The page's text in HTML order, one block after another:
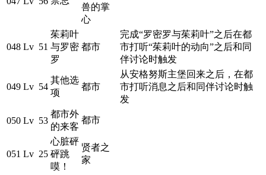
兽的掌
心
048 Lv 51
茱莉叶
与罗密
罗
都市
完成“罗密罗与茱莉叶”之后在都
市打听“茱莉叶的动向”之后和同
伴讨论时触发
049 Lv 54
其他选
项
都市
从安格努斯主堡回来之后，在都
市打听消息之后和同伴讨论时触
发
050 Lv 53
都市外
的来客
都市
051 Lv 25
心脏砰
砰跳
嗼！
贤者之
家